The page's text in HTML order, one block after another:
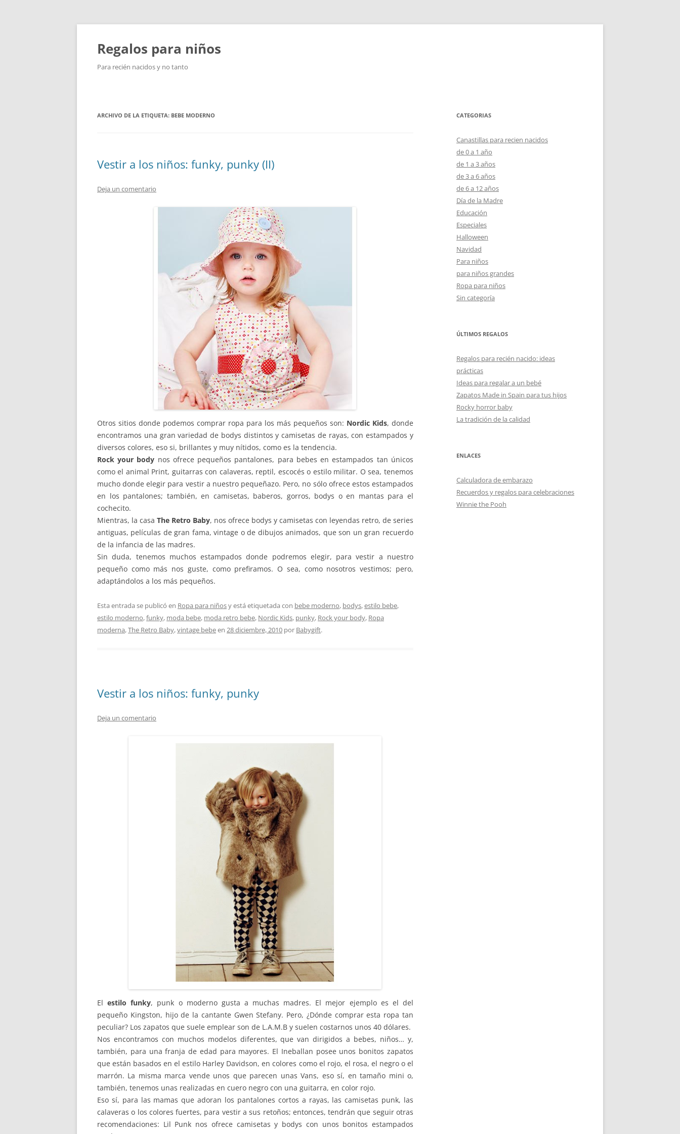
Saltar
contenido
Regalos para niños
Para recién nacidos y no tanto
ARCHIVO DE LA ETIQUETA: BEBE MODERNO
Vestir a los niños: funky, punky (II)
Deja un comentario
Otros sitios donde podemos comprar ropa para los más pequeños son: Nordic Kids, donde
encontramos una gran variedad de bodys distintos y camisetas de rayas, con estampados y
diversos colores, eso si, brillantes y muy nítidos, como es la tendencia.
Rock your body nos ofrece pequeños pantalones, para bebes en estampados tan únicos
como el animal Print, guitarras con calaveras, reptil, escocés o estilo militar. O sea, tenemos
mucho donde elegir para vestir a nuestro pequeñazo. Pero, no sólo ofrece estos estampados
en los pantalones; también, en camisetas, baberos, gorros, bodys o en mantas para el
cochecito.
Mientras, la casa The Retro Baby, nos ofrece bodys y camisetas con leyendas retro, de series
antiguas, películas de gran fama, vintage o de dibujos animados, que son un gran recuerdo
de la infancia de las madres.
Sin duda, tenemos muchos estampados donde podremos elegir, para vestir a nuestro
pequeño como más nos guste, como prefiramos. O sea, como nosotros vestimos; pero,
adaptándolos a los más pequeños.
Esta entrada se publicó en Ropa para niñosy está etiquetada con bebe moderno, bodys,estilo bebe,
estilo moderno,funky, moda bebe, moda retro bebe, Nordic Kids, punky, Rock your body, Ropa
moderna,The Retro Baby,vintage bebeen 28 diciembre, 2010 por Babygift.
Vestir a los niños: funky, punky
Deja un comentario
Elestilo funky, punk o moderno gusta a muchas madres. El mejor ejemplo es el del
pequeño Kingston, hijo de la cantante Gwen Stefany. Pero, ¿Dónde comprar esta ropa tan
peculiar? Los zapatos que suele emplear son de L.A.M.B y suelen costarnos unos 40 dólares.
Nos encontramos con muchos modelos diferentes, que van dirigidos a bebes, niños… y,
también, para una franja de edad para mayores. El Ineballan posee unos bonitos zapatos
que están basados en el estilo Harley Davidson, en colores como el rojo, el rosa, el negro o el
marrón. La misma marca vende unos que parecen unas Vans, eso sí, en tamaño mini o,
también, tenemos unas realizadas en cuero negro con una guitarra, en color rojo.
Eso sí, para las mamas que adoran los pantalones cortos a rayas, las camisetas punk, las
calaveras o los colores fuertes, para vestir a sus retoños; entonces, tendrán que seguir otras
recomendaciones: Lil Punk nos ofrece camisetas y bodys con unos bonitos estampados
CATEGORIAS
Canastillas para recien nacidos
de 0 a 1 año
de 1 a 3 años
de 3 a 6 años
de 6 a 12 años
Día de la Madre
Educación
Especiales
Halloween
Navidad
Para niños
para niños grandes
Ropa para niños
Sin categoría
ÚLTIMOS REGALOS
Regalos para recién nacido: ideas
prácticas
Ideas para regalar a un bebé
Zapatos Made in Spain para tus hijos
Rocky horror baby
La tradición de la calidad
ENLACES
Calculadora de embarazo
Recuerdos y regalos para celebraciones
Winnie the Pooh